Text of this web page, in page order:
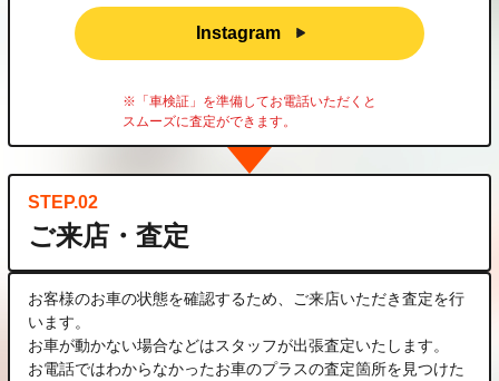
Instagram
※「車検証」を準備してお電話いただくと
スムーズに査定ができます。
STEP.02
ご来店・査定
お客様のお車の状態を確認するため、ご来店いただき査定を行
います。
お車が動かない場合などはスタッフが出張査定いたします。
お電話ではわからなかったお車のプラスの査定箇所を見つけた